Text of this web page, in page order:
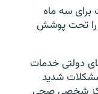
این تدارکات برای سه ماه
را تحت پوشش
دولتی خدمات
نمیشود٬ و بنا بر مشکلات شدید